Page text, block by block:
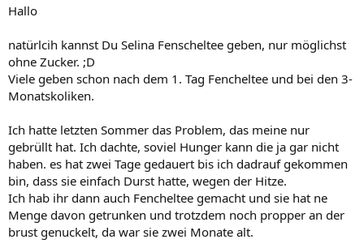
Hallo
natürlcih kannst Du Selina Fenscheltee geben, nur möglichst
ohne Zucker. ;D
Viele geben schon nach dem 1. Tag Fencheltee und bei den 3-
Monatskoliken.
Ich hatte letzten Sommer das Problem, das meine nur
gebrüllt hat. Ich dachte, soviel Hunger kann die ja gar nicht
haben. es hat zwei Tage gedauert bis ich dadrauf gekommen
bin, dass sie einfach Durst hatte, wegen der Hitze.
Ich hab ihr dann auch Fencheltee gemacht und sie hat ne
Menge davon getrunken und trotzdem noch propper an der
brust genuckelt, da war sie zwei Monate alt.